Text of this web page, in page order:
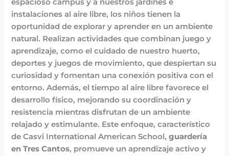
espacioso campus y a nuestros jardines e
instalaciones al aire libre, los niños tienen la
oportunidad de explorar y aprender en un ambiente
natural. Realizan actividades que combinan juego y
aprendizaje, como el cuidado de nuestro huerto,
deportes y juegos de movimiento, que despiertan su
curiosidad y fomentan una conexión positiva con el
entorno. Además, el tiempo al aire libre favorece el
desarrollo físico, mejorando su coordinación y
resistencia mientras disfrutan de un ambiente
relajado y estimulante. Este enfoque, característico
de Casvi International American School,guardería
en Tres Cantos, promueve un aprendizaje activo y